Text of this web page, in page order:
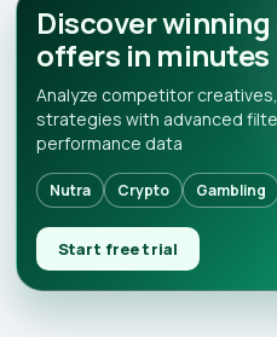
Discover
offers in minutes
Analyze competitor
strategies with advanced
performance data
Nutra Crypto Gambling
Start free trial